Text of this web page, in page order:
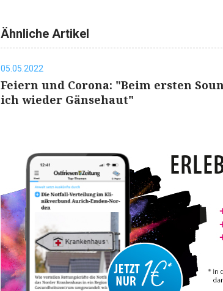
Ähnliche Artikel
05.05.2022
Feiern und Corona: "Beim ersten
ich wieder Gänsehaut"